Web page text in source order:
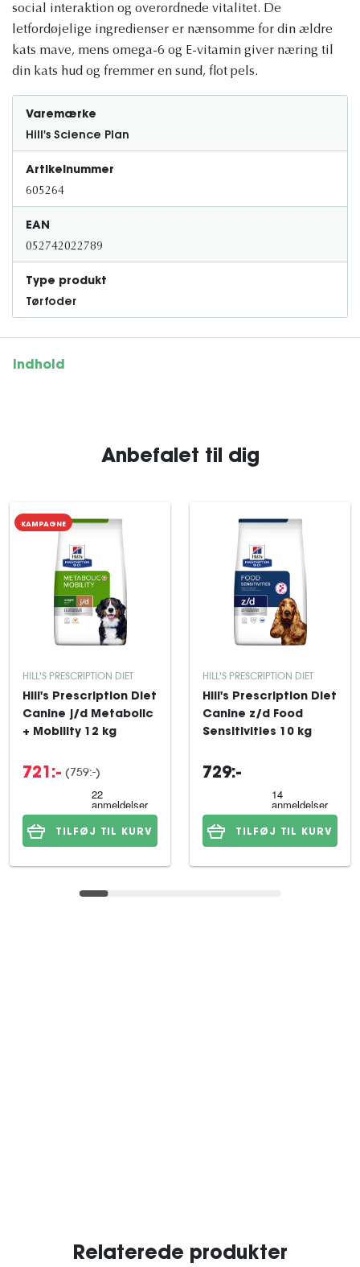
social interaktion og overordnede vitalitet. De
letfordøjelige ingredienser er nænsomme for din ældre
kats mave, mens omega-6 og E-vitamin giver næring til
din kats hud og fremmer en sund, flot pels.
Varemærke
Hill's Science Plan
Artikelnummer
605264
EAN
052742022789
Type produkt
Tørfoder
Indhold
Anbefalet til dig
KAMPAGNE
HILL'S PRESCRIPTION DIET
Hill's Prescription Diet
Canine j/d Metabolic
+ Mobility 12 kg
721:- (759:-)
TILFØJ TIL KURV
HILL'S PRESCRIPTION DIET
Hill's Prescription Diet
Canine z/d Food
Sensitivities 10 kg
729:-
TILFØJ TIL KURV
Relaterede produkter